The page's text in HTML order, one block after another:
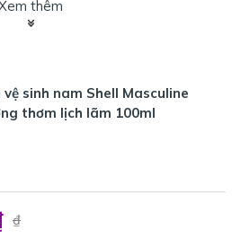
Làm sạch sâu và tạo hàng
viêm nhiễm.
lưu lại lâu.
chắc da vùng kín.
bọt dễ sử dụng, an toàn và
thêm
vệ sinh nam Shell Masculine
thơm lịch lãm 100ml
₫